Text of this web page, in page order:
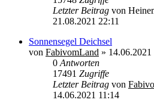
Letzter Beitrag von
21.08.2021 22:11
Sonnensegel Deichsel
von FabivomLand » 14.06.2021
0 Antworten
17491 Zugriffe
Letzter Beitrag von
14.06.2021 11:14